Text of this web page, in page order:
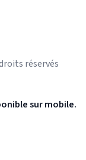
réservés
sur mobile.